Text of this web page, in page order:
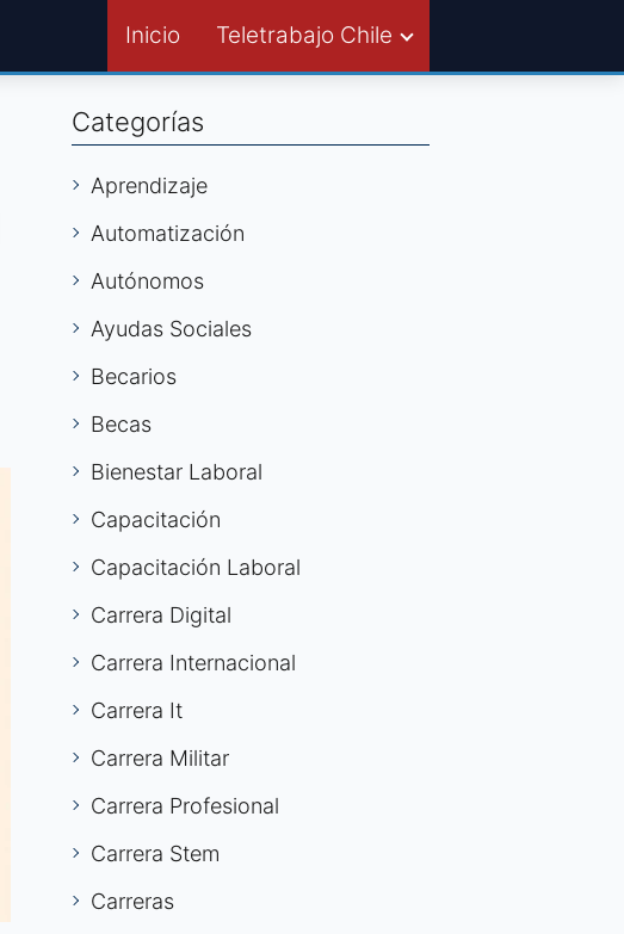
Inicio Teletrabajo Chile
Categorías
Aprendizaje
Automatización
Autónomos
Ayudas Sociales
Becarios
Becas
Bienestar Laboral
Capacitación
Capacitación Laboral
Carrera Digital
Carrera Internacional
Carrera It
Carrera Militar
Carrera Profesional
Carrera Stem
Carreras